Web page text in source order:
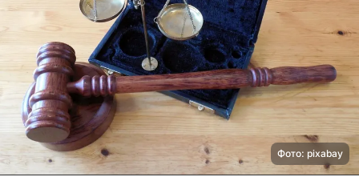
Фото: pixabay